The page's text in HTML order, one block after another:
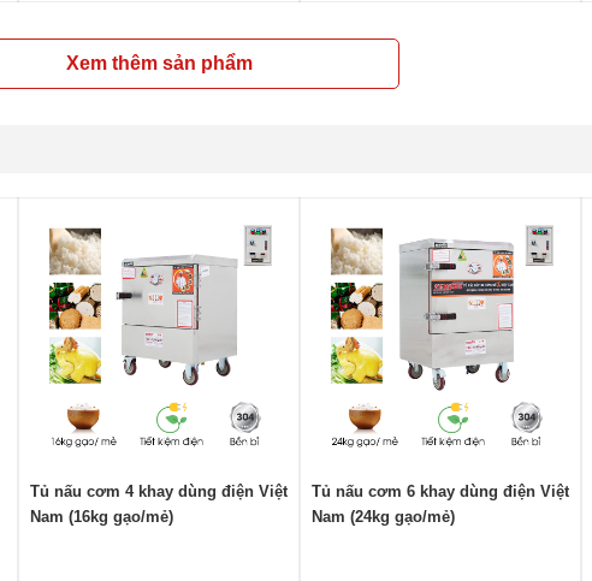
Xem thêm sản phẩm
Tủ nấu cơm 4 khay dùng điện Việt
Nam (16kg gạo/mẻ)
Tủ nấu cơm 6 khay dùng điện Việt
Nam (24kg gạo/mẻ)